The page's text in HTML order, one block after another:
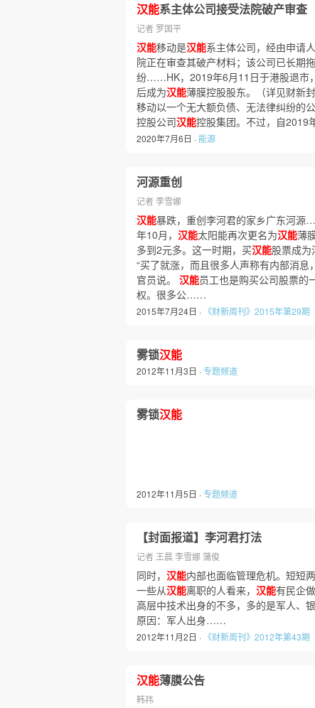
汉能系主体公司接受法院破产审查
记者 罗国平
汉能移动是汉能系主体公司，经由申请
院正在审查其破产材料；该公司已长期
纷……HK，2019年6月11日于港股退市
后成为汉能薄膜控股股东。（详见财新
移动以一个无大额负债、无法律纠纷的
控股公司汉能控股集团。不过，自2019
2020年7月6日 · 能源
河源重创
记者 李雪娜
汉能暴跌，重创李河君的家乡广东河
年10月， 汉能太阳能再次更名为汉能薄
多到2元多。这一时期，买汉能股票成为
“买了就涨，而且很多人声称有内部消息
官员说。 汉能员工也是购买公司股票的
权。很多公……
2015年7月24日 · 《财新周刊》2015年第29期
雾锁汉能
2012年11月3日 ·专题频道
雾锁汉能
2012年11月5日 ·专题频道
【封面报道】李河君打法
记者 王晨 李雪娜 蒲俊
同时， 汉能内部也面临管理危机。短短两
一些从汉能离职的人看来， 汉能有民企
高层中技术出身的不多，多的是军人、
原因：军人出身……
2012年11月2日 · 《财新周刊》2012年第43期
汉能薄膜公告
韩祎